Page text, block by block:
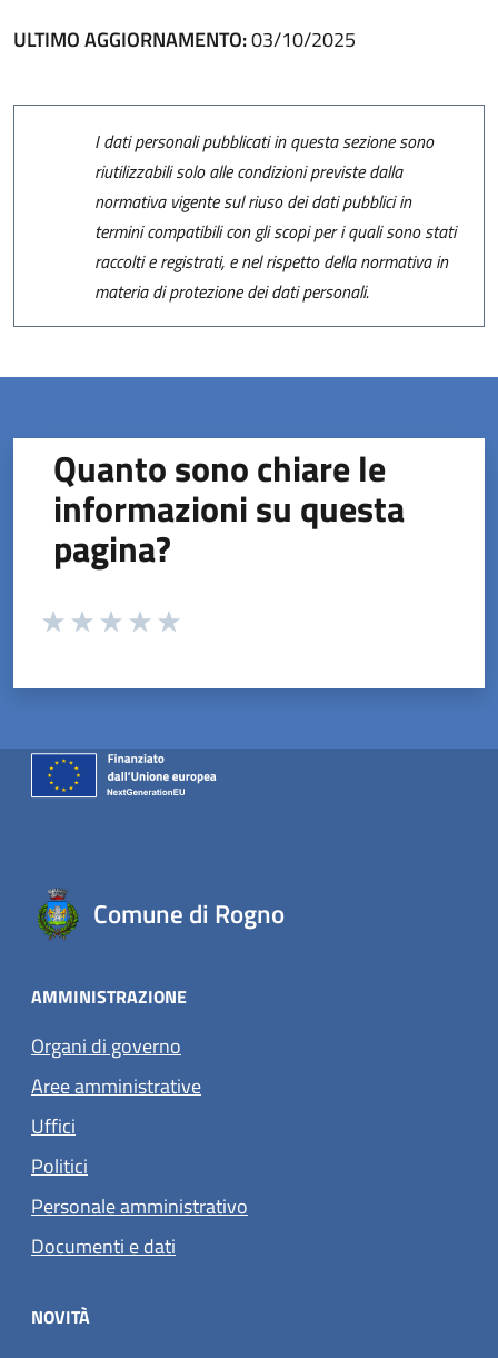
ULTIMO AGGIORNAMENTO:03/10/2025
I dati personali pubblicati in questa sezione sono
riutilizzabili solo alle condizioni previste dalla
normativa vigente sul riuso dei dati pubblici in
termini compatibili con gli scopi per i quali sono stati
raccolti e registrati, e nel rispetto della normativa in
materia di protezione dei dati personali.
Quanto sono chiare le
informazioni su questa
pagina?
Valuta da 1 a 5 stelle la pagina
Comune di Rogno
AMMINISTRAZIONE
Organi di governo
Aree amministrative
Uffici
Politici
Personale amministrativo
Documenti e dati
NOVITÀ